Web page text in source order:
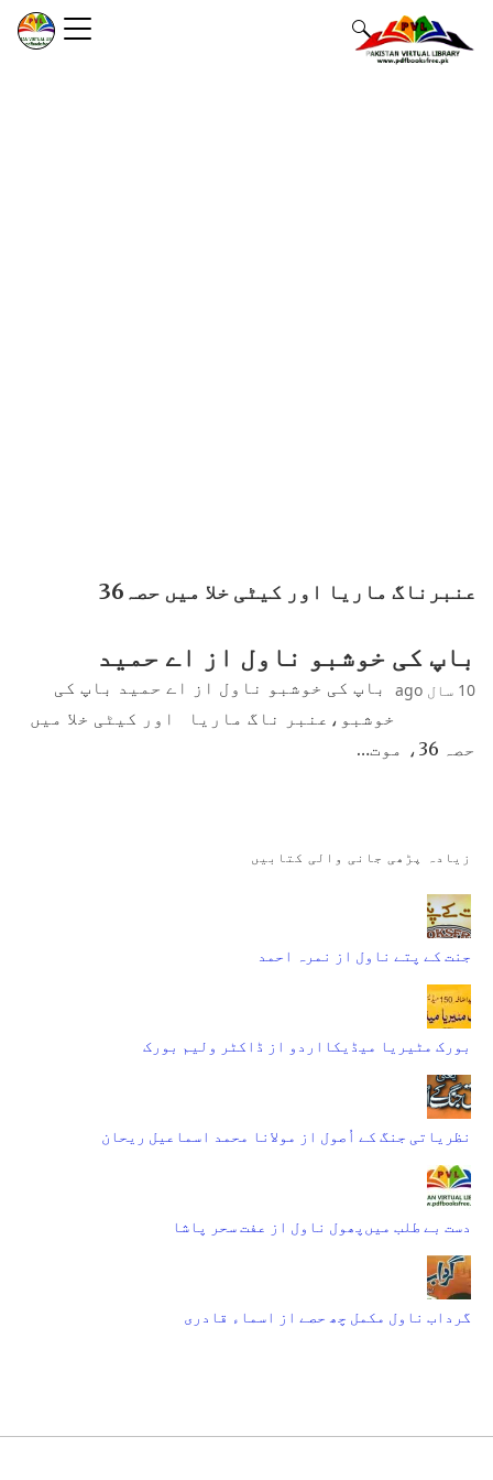
عنبرناگ ماریا اور کیٹی خلا میں حصہ36
باپ کی خوشبو ناول از اے حمید
10 سال ago
باپ کی خوشبو ناول از اے حمید باپ کی
خوشبو،عنبر ناگ ماریا اور کیٹی خلا میں
حصہ 36، موت…
زیادہ پڑھی جانی والی کتابیں
جنت کے پتے ناول از نمرہ احمد
بورک مٹیریا میڈیکااردو از ڈاکٹر ولیم بورک
نظریاتی جنگ کے اُصول از مولانا محمد اسماعیل ریحان
دست بے طلب میں‌پھول ناول از عفت سحر پاشا
گرداب ناول مکمل چھ حصے از اسماء قادری